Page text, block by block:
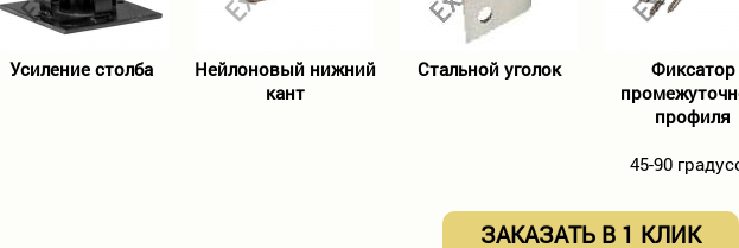
Усиление столба
Нейлоновый нижний
кант
Cтальной уголок
Фиксатор
профиля
45-90
ЗАКАЗАТЬ В 1 КЛИК